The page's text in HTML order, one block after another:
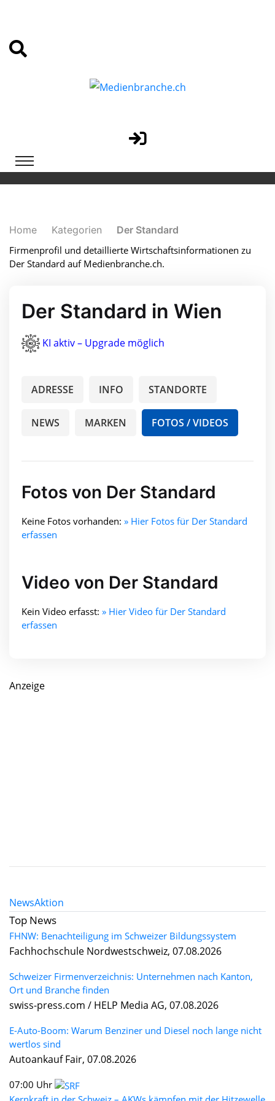
Home Kategorien
Der Standard
Firmenprofil und detaillierte Wirtschaftsinformationen zu
Der Standard auf Medienbranche.ch.
Der Standard in Wien
KI aktiv – Upgrade möglich
ADRESSE INFO STANDORTE
NEWS MARKEN FOTOS / VIDEOS
Fotos von Der Standard
Keine Fotos vorhanden: » Hier Fotos für Der Standard
erfassen
Video von Der Standard
Kein Video erfasst: » Hier Video für Der Standard
erfassen
Anzeige
NewsAktion
Top News
FHNW: Benachteiligung im Schweizer Bildungssystem
Fachhochschule Nordwestschweiz, 07.08.2026
Schweizer Firmenverzeichnis: Unternehmen nach Kanton,
Ort und Branche finden
swiss-press.com / HELP Media AG, 07.08.2026
E-Auto-Boom: Warum Benziner und Diesel noch lange nicht
wertlos sind
Autoankauf Fair, 07.08.2026
07:00 Uhr